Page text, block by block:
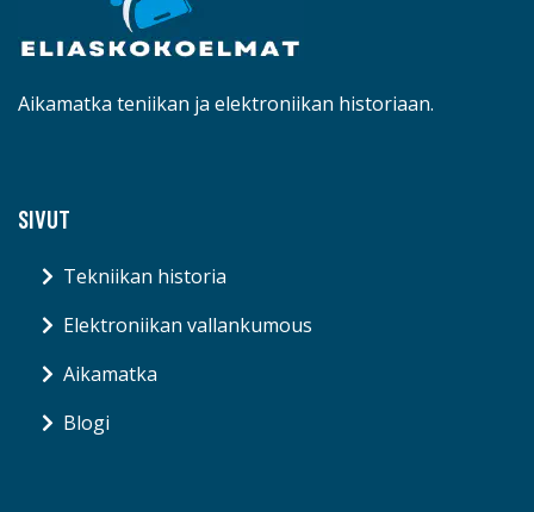
Aikamatka teniikan ja elektroniikan historiaan.
SIVUT
Tekniikan historia
Elektroniikan vallankumous
Aikamatka
Blogi